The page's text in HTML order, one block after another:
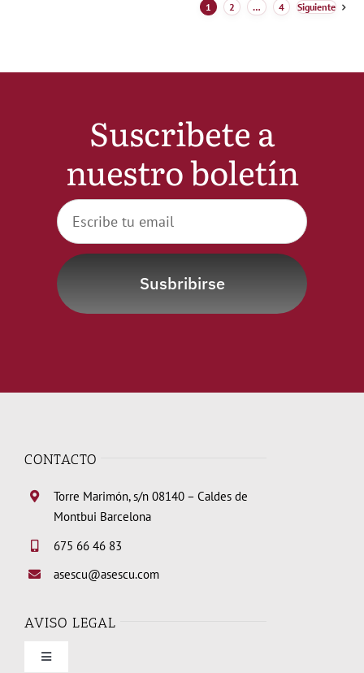
1 2 … 4 Siguiente
Suscribete a
nuestro boletín
Susbribirse
CONTACTO
Torre Marimón, s/n 08140 – Caldes de
Montbui Barcelona
675 66 46 83
asescu@asescu.com
AVISO LEGAL
Toggle